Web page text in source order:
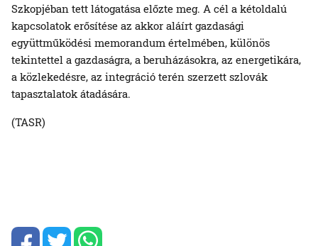
Szkopjéban tett látogatása előzte meg. A cél a kétoldalú
kapcsolatok erősítése az akkor aláírt gazdasági
együttműködési memorandum értelmében, különös
tekintettel a gazdaságra, a beruházásokra, az energetikára,
a közlekedésre, az integráció terén szerzett szlovák
tapasztalatok átadására.
(TASR)